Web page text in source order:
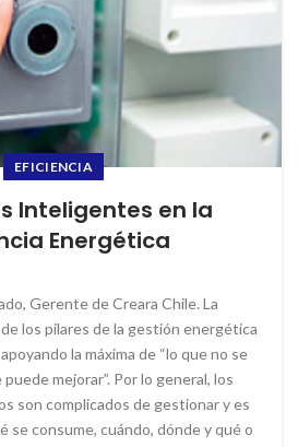
EFICIENCIA
Inteligentes en la
Energética
Gerente de Creara Chile. La
los pilares de la gestión energética
la máxima de “lo que no se
mejorar”. Por lo general, los
son complicados de gestionar y es
se consume, cuándo, dónde y qué o